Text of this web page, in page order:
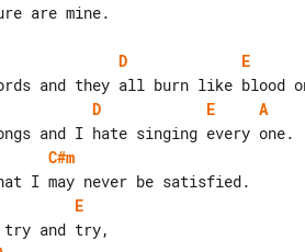
are mine.
D E
D E
A
C#m
E